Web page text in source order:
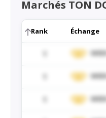
Marchés TON
Rank Échange
WEEX
WEEX
WEEX